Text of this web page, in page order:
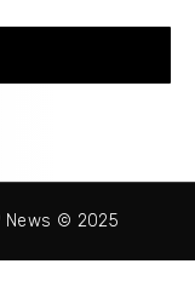
News © 2025